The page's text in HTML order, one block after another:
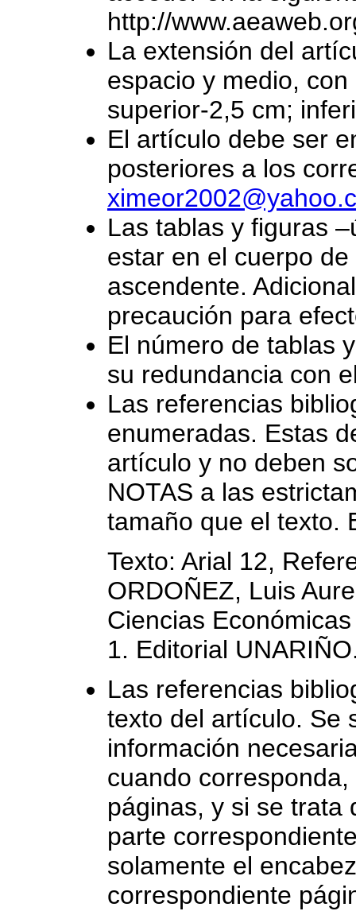
http://
La extensión del
espacio y medio,
superior-2,5 cm;
El artículo debe ser
posteriores a los
Las tablas y figuras
estar en el cuerpo
ascendente.
precaución para
El número de tablas
su redundancia con
Las referencias
enumeradas. Estas
artículo y no deben
NOTAS a las
tamaño que el texto.
Texto: Arial 12,
ORDOÑEZ, Luis
Ciencias
1. Editorial
Las referencias
texto del artículo. Se
información
cuando
páginas, y si se trata
parte
solamente el
correspondiente